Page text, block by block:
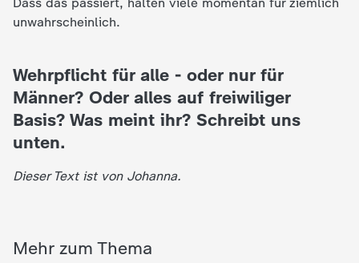
unwahrscheinlich.
Wehrpflicht für alle - oder nur für
Männer? Oder alles auf freiwiliger
Basis? Was meint ihr? Schreibt uns
unten.
Dieser Text ist von Johanna.
Mehr zum Thema